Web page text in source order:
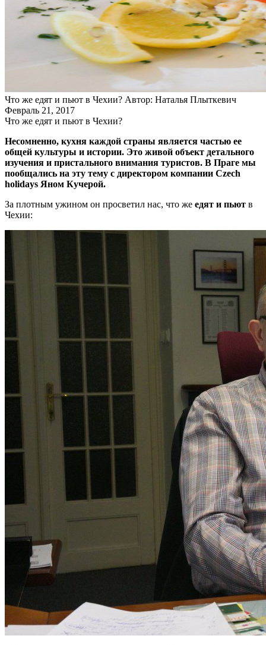
Что же едят и пьют в Чехии? Автор: Наталья Плыткевич
Февраль 21, 2017
Что же едят и пьют в Чехии?
Несомненно, кухня каждой страны является частью ее
общей культуры и истории. Это живой объект детального
изучения и пристального внимания туристов. В Праге мы
пообщались на эту тему с директором компании Czech
holidays Яном Кучерой.
За плотным ужином он просветил нас, что же едят и пьют в
Чехии: